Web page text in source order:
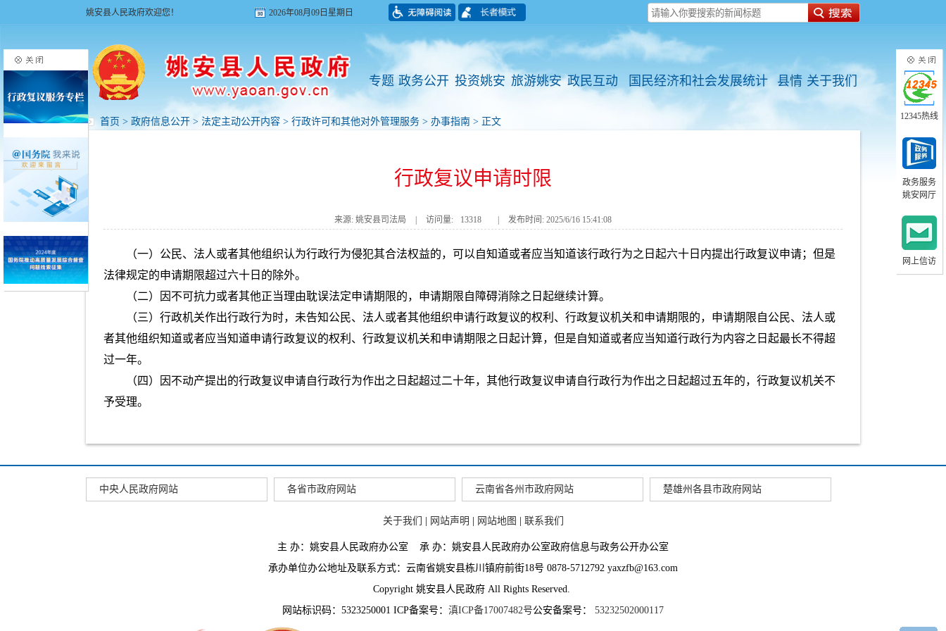
姚安县人民政府欢迎您！ 2026年08月09日星期日
专题 政务公开 投资姚安 旅游姚安 政民互动 国民经济和社会发展统计 县情 关于我们
首页 > 政府信息公开 > 法定主动公开内容 > 行政许可和其他对外管理服务 > 办事指南 > 正文
行政复议申请时限
来源: 姚安县司法局 访问量: 13318 发布时间: 2025/6/16 15:41:08
（一）公民、法人或者其他组织认为行政行为侵犯其合法权益的，可以自知道或者应当知道该行政行为之日起六十日内提出行政复议申请；但是
法律规定的申请期限超过六十日的除外。
（二）因不可抗力或者其他正当理由耽误法定申请期限的，申请期限自障碍消除之日起继续计算。
（三）行政机关作出行政行为时，未告知公民、法人或者其他组织申请行政复议的权利、行政复议机关和申请期限的，申请期限自公民、法人或
者其他组织知道或者应当知道申请行政复议的权利、行政复议机关和申请期限之日起计算，但是自知道或者应当知道行政行为内容之日起最长不得超
过一年。
（四）因不动产提出的行政复议申请自行政行为作出之日起超过二十年，其他行政复议申请自行政行为作出之日起超过五年的，行政复议机关不
予受理。
中央人民政府网站 各省市政府网站 云南省各州市政府网站 楚雄州各县市政府网站
关于我们 网站声明 网站地图 联系我们
主 办：姚安县人民政府办公室 承 办：姚安县人民政府办公室政府信息与政务公开办公室
承办单位办公地址及联系方式：云南省姚安县栋川镇府前街18号 0878-5712792 yaxzfb@163.com
Copyright 姚安县人民政府 All Rights Reserved.
网站标识码：5323250001 ICP备案号： 滇ICP备17007482号公安备案号： 53232502000117
12345热线
政务服务
姚安网厅
网上信访